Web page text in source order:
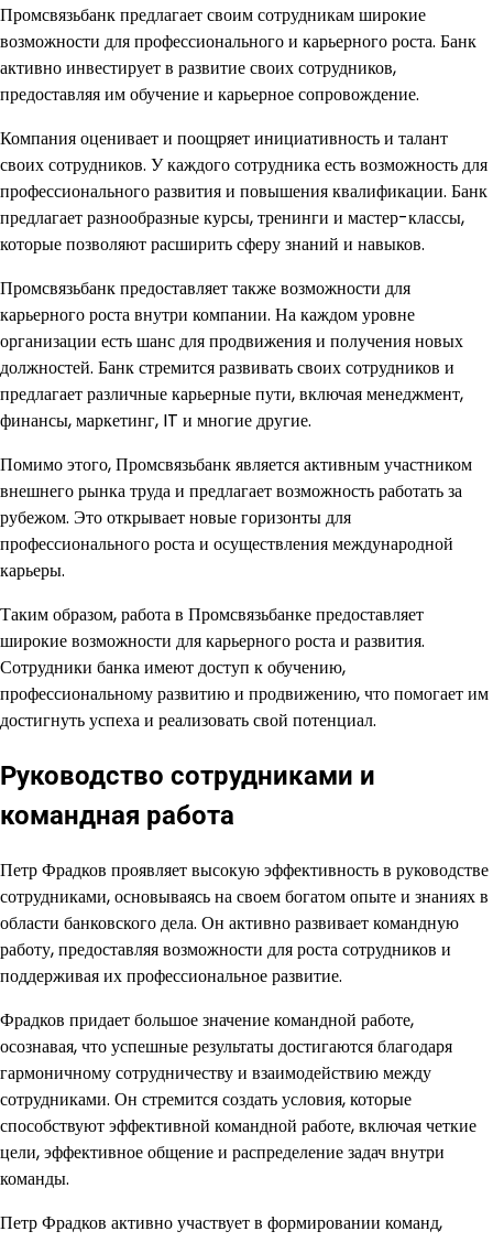
Промсвязьбанк предлагает своим сотрудникам широкие
возможности для профессионального и карьерного роста. Банк
активно инвестирует в развитие своих сотрудников,
предоставляя им обучение и карьерное сопровождение.
Компания оценивает и поощряет инициативность и талант
своих сотрудников. У каждого сотрудника есть возможность для
профессионального развития и повышения квалификации. Банк
предлагает разнообразные курсы, тренинги и мастер-классы,
которые позволяют расширить сферу знаний и навыков.
Промсвязьбанк предоставляет также возможности для
карьерного роста внутри компании. На каждом уровне
организации есть шанс для продвижения и получения новых
должностей. Банк стремится развивать своих сотрудников и
предлагает различные карьерные пути, включая менеджмент,
финансы, маркетинг, IT и многие другие.
Помимо этого, Промсвязьбанк является активным участником
внешнего рынка труда и предлагает возможность работать за
рубежом. Это открывает новые горизонты для
профессионального роста и осуществления международной
карьеры.
Таким образом, работа в Промсвязьбанке предоставляет
широкие возможности для карьерного роста и развития.
Сотрудники банка имеют доступ к обучению,
профессиональному развитию и продвижению, что помогает им
достигнуть успеха и реализовать свой потенциал.
Руководство сотрудниками и
командная работа
Петр Фрадков проявляет высокую эффективность в руководстве
сотрудниками, основываясь на своем богатом опыте и знаниях в
области банковского дела. Он активно развивает командную
работу, предоставляя возможности для роста сотрудников и
поддерживая их профессиональное развитие.
Фрадков придает большое значение командной работе,
осознавая, что успешные результаты достигаются благодаря
гармоничному сотрудничеству и взаимодействию между
сотрудниками. Он стремится создать условия, которые
способствуют эффективной командной работе, включая четкие
цели, эффективное общение и распределение задач внутри
команды.
Петр Фрадков активно участвует в формировании команд,